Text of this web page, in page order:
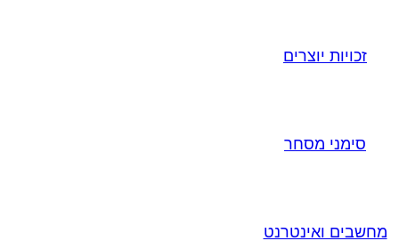
זכויות יוצרים
סימני מסחר
מחשבים ואינטרנט